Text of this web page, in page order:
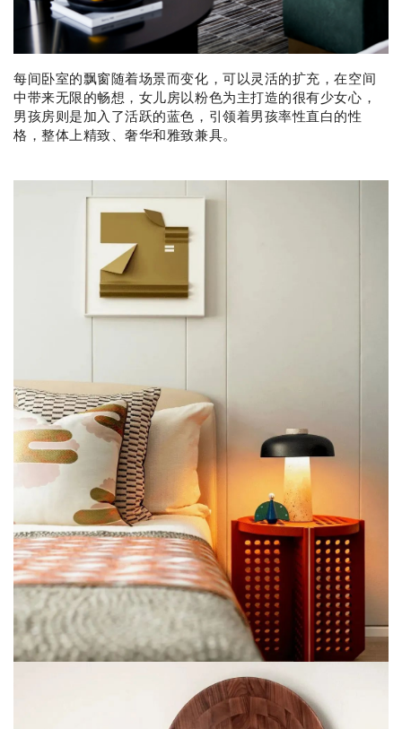
每间卧室的飘窗随着场景而变化，可以灵活的扩充，在空间
中带来无限的畅想，女儿房以粉色为主打造的很有少女心，
男孩房则是加入了活跃的蓝色，引领着男孩率性直白的性
格，整体上精致、奢华和雅致兼具。